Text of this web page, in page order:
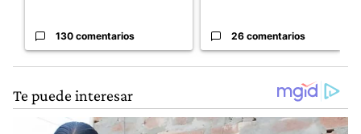
130 comentarios 26 comentarios